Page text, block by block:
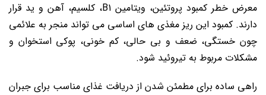
معرض خطر کمبود پروتئین، ویتامین B1، کلسیم، آهن و ید قرار
دارند. کمبود این ریز مغذی ‌های اساسی می ‌تواند منجر به علائمی
چون خستگی، ضعف و بی حالی، کم‌ خونی، پوکی استخوان‌ و
مشکلات مربوط به تیروئید شود.
راهی ساده برای مطمئن شدن از دریافت غذای مناسب برای جبران